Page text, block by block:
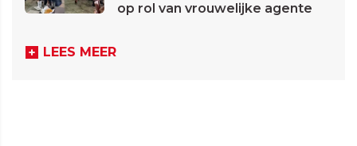
op rol van vrouwelijke agente
LEES MEER